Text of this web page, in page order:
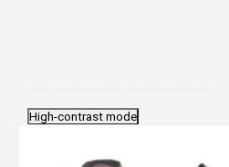
High-contrast mode